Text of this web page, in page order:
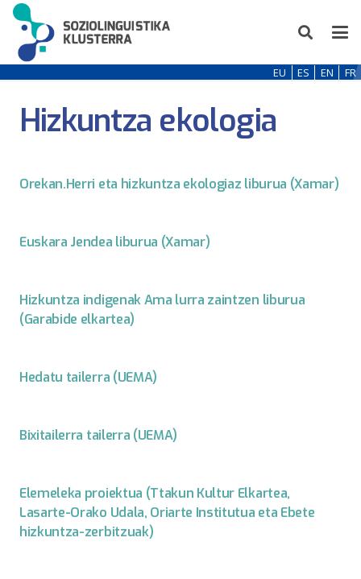
EU ES EN FR
Hizkuntza ekologia
Orekan.Herri eta hizkuntza ekologiaz liburua (Xamar)
Euskara Jendea liburua (Xamar)
Hizkuntza indigenak Ama lurra zaintzen liburua
(Garabide elkartea)
Hedatu tailerra (UEMA)
Bixitailerra tailerra (UEMA)
Elemeleka proiektua (Ttakun Kultur Elkartea,
Lasarte-Orako Udala, Oriarte Institutua eta Ebete
hizkuntza-zerbitzuak)